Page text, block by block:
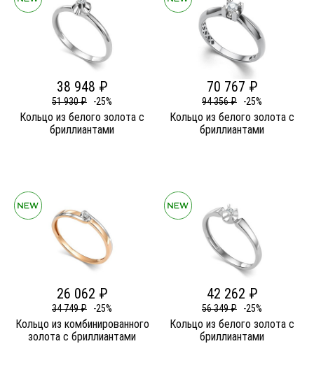
38 948 ₽
51 930 ₽ -25%
Кольцо из белого золота c
бриллиантами
70 767 ₽
94 356 ₽ -25%
Кольцо из белого золота c
бриллиантами
26 062 ₽
34 749 ₽ -25%
Кольцо из комбинированного
золота c бриллиантами
42 262 ₽
56 349 ₽ -25%
Кольцо из белого золота c
бриллиантами